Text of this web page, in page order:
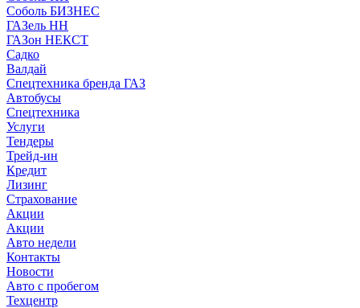
Соболь БИЗНЕС
ГАЗель НН
ГАЗон НЕКСТ
Садко
Валдай
Спецтехника бренда ГАЗ
Автобусы
Спецтехника
Услуги
Тендеры
Трейд-ин
Кредит
Лизинг
Страхование
Акции
Акции
Авто недели
Контакты
Новости
Авто с пробегом
Техцентр